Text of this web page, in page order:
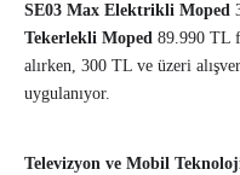
SE03 Max Elektrikli Moped
Tekerlekli Moped 89.990 TL
alırken, 300 TL ve üzeri
uygulanıyor.
Televizyon ve Mobil